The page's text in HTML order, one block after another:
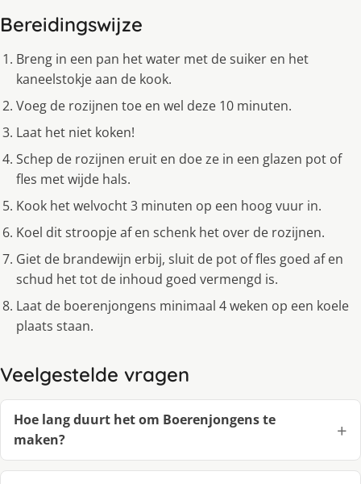
Bereidingswijze
Breng in een pan het water met de suiker en het
kaneelstokje aan de kook.
Voeg de rozijnen toe en wel deze 10 minuten.
Laat het niet koken!
Schep de rozijnen eruit en doe ze in een glazen pot of
fles met wijde hals.
Kook het welvocht 3 minuten op een hoog vuur in.
Koel dit stroopje af en schenk het over de rozijnen.
Giet de brandewijn erbij, sluit de pot of fles goed af en
schud het tot de inhoud goed vermengd is.
Laat de boerenjongens minimaal 4 weken op een koele
plaats staan.
Veelgestelde vragen
Hoe lang duurt het om Boerenjongens te
maken?